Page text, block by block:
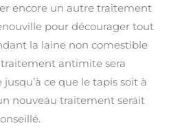
encore un autre traitement
pour décourager tout
la laine non comestible
antimite sera
ce que le tapis soit à
nouveau traitement serait